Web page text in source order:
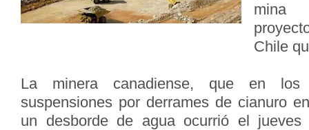
mina
Chile
La minera canadiense, que en los
suspensiones por derrames de cianuro
un desborde de agua ocurrió el